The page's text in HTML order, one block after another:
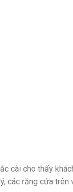
cài cho thấy
các răng cửa trên